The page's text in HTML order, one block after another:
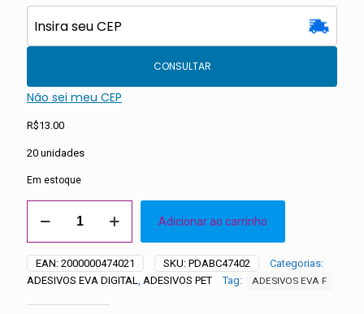
CONSULTAR
Não sei meu CEP
R$13.00
20 unidades
Em estoque
Estrela
20
unidades
quantidade
Adicionar ao carrinho
EAN: 2000000474021 SKU: PDABC47402
Categorias:
ADESIVOS EVA DIGITAL, ADESIVOS PET Tag: ADESIVOS EVA F